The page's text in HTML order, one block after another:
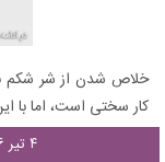
خلاص شدن از شر شکم
کار سختی است، اما با
۴ تیر ۱۳۹۶ - ۱۶:۲۷